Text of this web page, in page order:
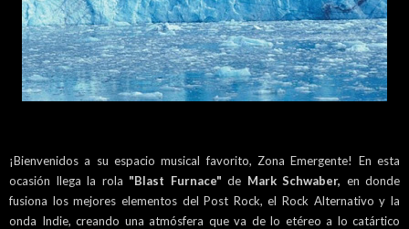
¡Bienvenidos a su espacio musical favorito, Zona Emergente! En esta
ocasión llega la rola "Blast Furnace" de Mark Schwaber, en donde
fusiona los mejores elementos del Post Rock, el Rock Alternativo y la
onda Indie, creando una atmósfera que va de lo etéreo a lo catártico